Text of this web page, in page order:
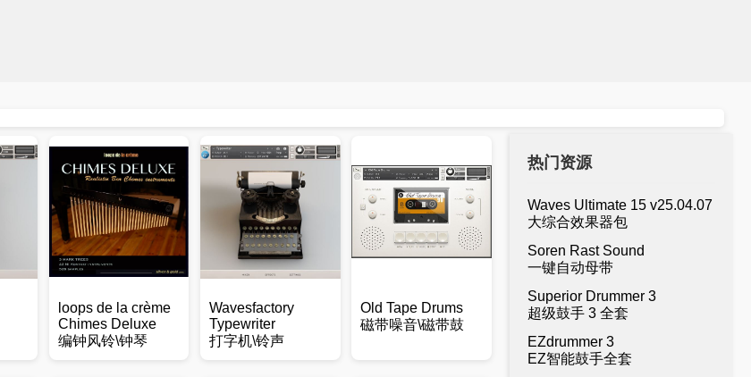
loops de la crème
Chimes Deluxe
编钟风铃\钟琴
Wavesfactory
Typewriter
打字机\铃声
Old Tape Drums
磁带噪音\磁带鼓
热门资源
Waves Ultimate 15 v25.04.07
大综合效果器包
Soren Rast Sound
一键自动母带
Superior Drummer 3
超级鼓手 3 全套
EZdrummer 3
EZ智能鼓手全套